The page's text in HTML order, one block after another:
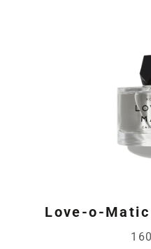
Love-o-Matic